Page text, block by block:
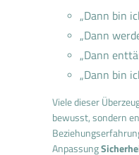
„Dann bin
„Dann
„Dann
„Dann bin
Viele dieser
bewusst, sondern
Anpassung